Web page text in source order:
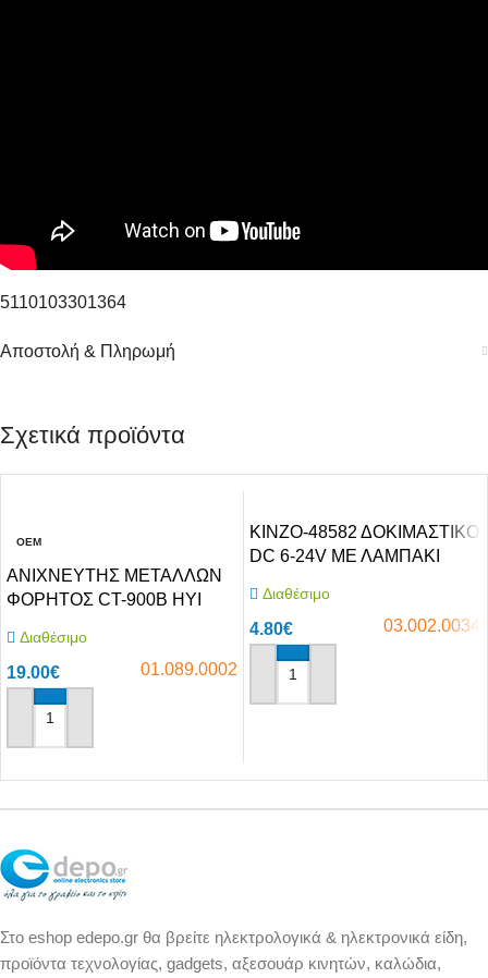
5110103301364
Αποστολή & Πληρωμή
Σχετικά προϊόντα
OEM
ΑΝΙΧΝΕΥΤΗΣ ΜΕΤΑΛΛΩΝ
ΦΟΡΗΤΟΣ CT-900B HYI
Διαθέσιμο
19.00€ 01.089.0002
Αγόρασε το
ΚΙΝΖΟ-48582 ΔΟΚΙΜΑΣΤΙΚΟ
DC 6-24V ΜΕ ΛΑΜΠΑΚΙ
Διαθέσιμο
4.80€ 03.002.0034
Αγόρασε το
Στο eshop edepo.gr θα βρείτε ηλεκτρολογικά & ηλεκτρονικά είδη,
προϊόντα τεχνολογίας, gadgets, αξεσουάρ κινητών, καλώδια,